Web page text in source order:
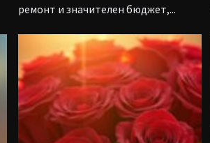
ремонт и значителен бюджет,...